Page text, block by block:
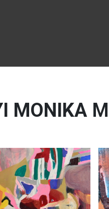
MONIKA